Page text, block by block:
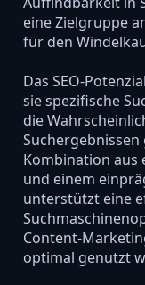
eine Zielgruppe
für den
Das SEO-
sie spezifische
die
Kombination aus
und einem
unterstützt eine
Content-
optimal genutzt